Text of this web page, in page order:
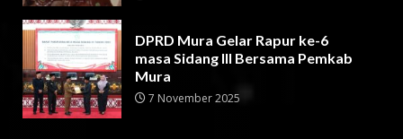
DPRD Mura Gelar Rapur ke-6
masa Sidang III Bersama Pemkab
Mura
7 November 2025